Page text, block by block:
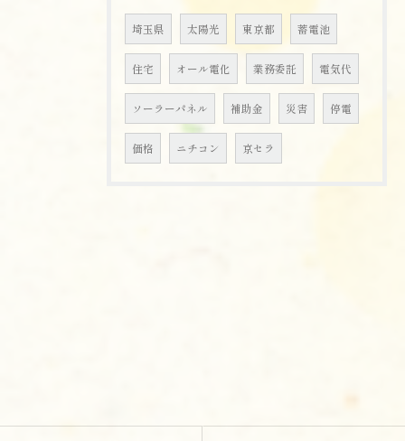
埼玉県 太陽光 東京都 蓄電池
住宅 オール電化 業務委託 電気代
ソーラーパネル 補助金 災害 停電
価格 ニチコン 京セラ